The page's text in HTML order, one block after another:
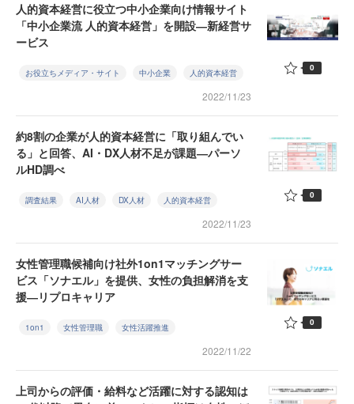
人的資本経営に役立つ中小企業向け情報サイト
「中小企業流 人的資本経営」を開設―新経営サ
ービス
お役立ちメディア・サイト 中小企業 人的資本経営
2022/11/23
0
約8割の企業が人的資本経営に「取り組んでい
る」と回答、AI・DX人材不足が課題―パーソ
ルHD調べ
調査結果 AI人材 DX人材 人的資本経営
2022/11/23
0
女性管理職候補向け社外1on1マッチングサー
ビス「ソナエル」を提供、女性の負担解消を支
援―リプロキャリア
1on1 女性管理職 女性活躍推進
2022/11/22
0
上司からの評価・給料など活躍に対する認知は